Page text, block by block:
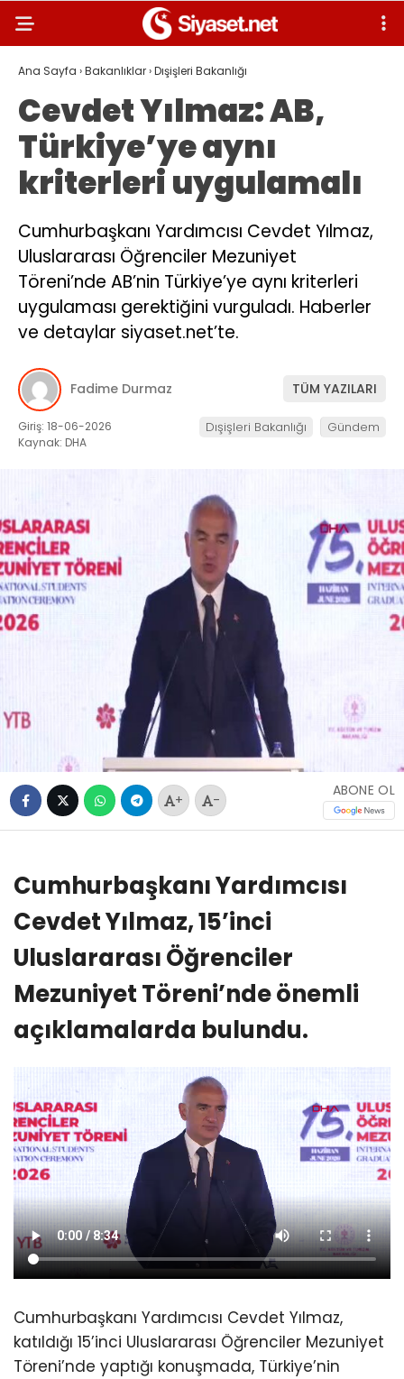
Ana Sayfa ›Bakanlıklar›Dışişleri Bakanlığı
Cevdet Yılmaz: AB,
Türkiye’ye aynı
kriterleri uygulamalı
Cumhurbaşkanı Yardımcısı Cevdet Yılmaz,
Uluslararası Öğrenciler Mezuniyet
Töreni’nde AB’nin Türkiye’ye aynı kriterleri
uygulaması gerektiğini vurguladı. Haberler
ve detaylar siyaset.net’te.
Fadime Durmaz TÜM YAZILARI
Giriş: 18-06-2026
Kaynak: DHA
Dışişleri Bakanlığı Gündem
+ -
ABONE OL
Cumhurbaşkanı Yardımcısı
Cevdet Yılmaz, 15’inci
Uluslararası Öğrenciler
Mezuniyet Töreni’nde önemli
açıklamalarda bulundu.
Cumhurbaşkanı Yardımcısı Cevdet Yılmaz,
katıldığı 15’inci Uluslararası Öğrenciler Mezuniyet
Töreni’nde yaptığı konuşmada, Türkiye’nin